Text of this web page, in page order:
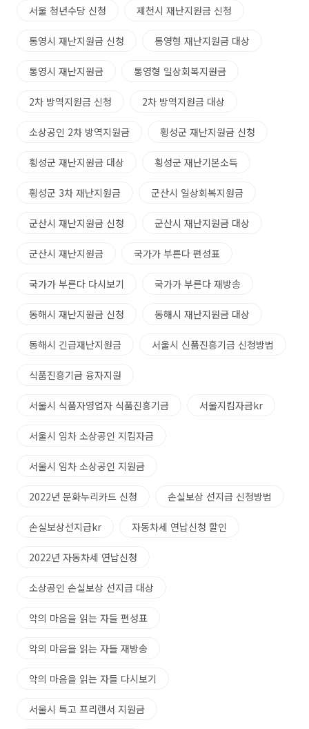
서울 청년수당 신청 제천시 재난지원금 신청
통영시 재난지원금 신청 통영형 재난지원금 대상
통영시 재난지원금 통영형 일상회복지원금
2차 방역지원금 신청 2차 방역지원금 대상
소상공인 2차 방역지원금 횡성군 재난지원금 신청
횡성군 재난지원금 대상 횡성군 재난기본소득
횡성군 3차 재난지원금 군산시 일상회복지원금
군산시 재난지원금 신청 군산시 재난지원금 대상
군산시 재난지원금 국가가 부른다 편성표
국가가 부른다 다시보기 국가가 부른다 재방송
동해시 재난지원금 신청 동해시 재난지원금 대상
동해시 긴급재난지원금 서울시 신품진흥기금 신청방법
식품진흥기금 융자지원
서울시 식품자영업자 식품진흥기금 서울지킴자금kr
서울시 임차 소상공인 지킴자금
서울시 임차 소상공인 지원금
2022년 문화누리카드 신청 손실보상 선지급 신청방법
손실보상선지급kr 자동차세 연납신청 할인
2022년 자동차세 연납신청
소상공인 손실보상 선지급 대상
악의 마음을 읽는 자들 편성표
악의 마음을 읽는 자들 재방송
악의 마음을 읽는 자들 다시보기
서울시 특고 프리랜서 지원금